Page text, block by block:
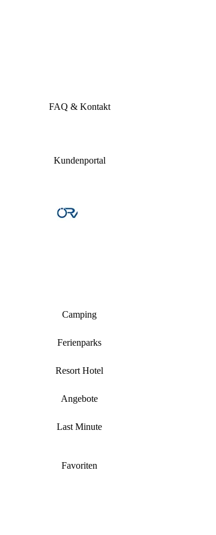
FAQ & Kontakt
Kundenportal
Camping
Ferienparks
Resort Hotel
Angebote
Last Minute
Favoriten